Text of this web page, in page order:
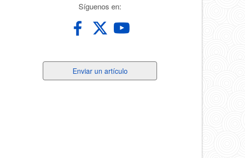
Síguenos en:
un
Enviar un artículo